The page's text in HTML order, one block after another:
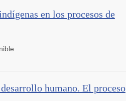
en los procesos de
humano. El proceso